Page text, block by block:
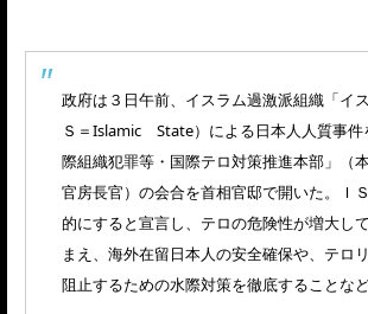
政府は３日午前、イスラム過激派組織「イ
Ｓ＝Islamic State）による日本人人質事件
際組織犯罪等・国際テロ対策推進本部」（
官房長官）の会合を首相官邸で開いた。Ｉ
的にすると宣言し、テロの危険性が増大し
まえ、海外在留日本人の安全確保や、テロ
阻止するための水際対策を徹底することなど